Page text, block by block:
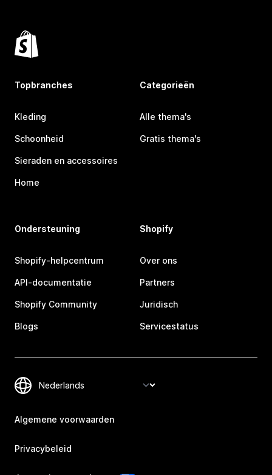
Topbranches
Kleding
Schoonheid
Sieraden en accessoires
Home
Categorieën
Alle thema's
Gratis thema's
Ondersteuning
Shopify-helpcentrum
API-documentatie
Shopify Community
Blogs
Shopify
Over ons
Partners
Juridisch
Servicestatus
Algemene voorwaarden
Privacybeleid